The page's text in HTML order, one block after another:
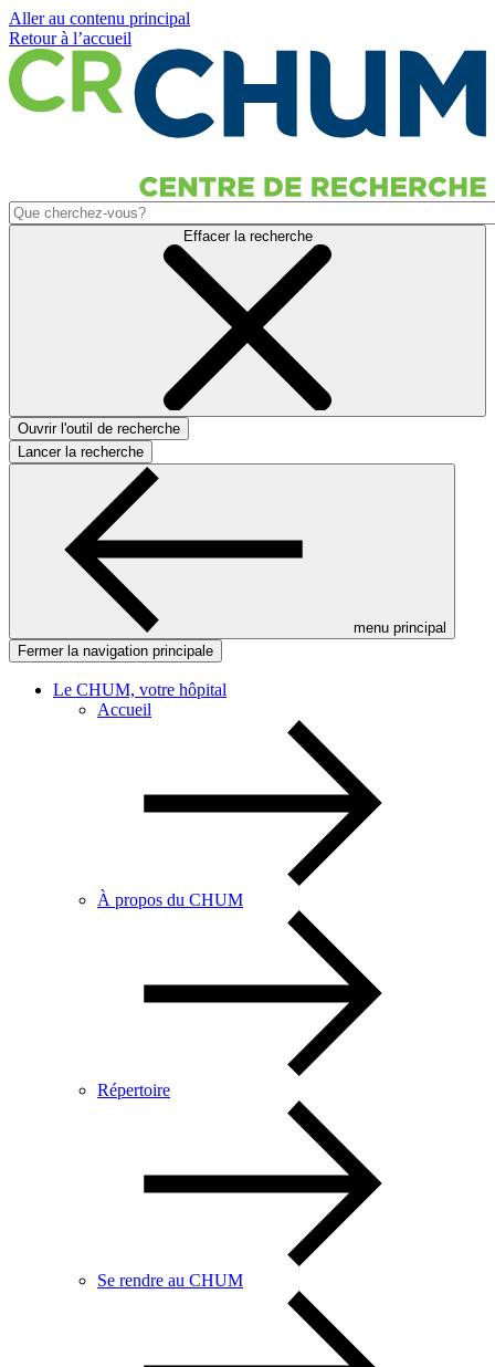
Aller au contenu principal
Retour à l’accueil
Effacer la recherche
Ouvrir l'outil de recherche
Lancer la recherche
menu principal
Fermer la navigation principale
Le CHUM, votre hôpital
Accueil
À propos du CHUM
Répertoire
Se rendre au CHUM